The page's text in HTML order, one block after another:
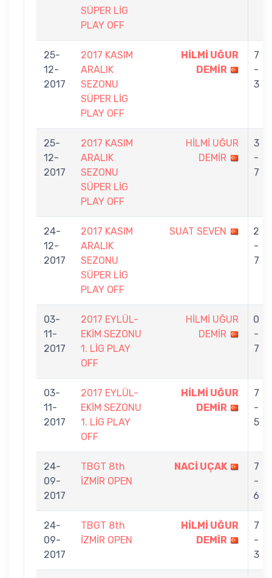
SÜPER LİG
PLAY OFF
25-
12-
2017
2017 KASIM
ARALIK
SEZONU
SÜPER LİG
PLAY OFF
HİLMİ UĞUR
DEMİR
7
-
3
25-
12-
2017
2017 KASIM
ARALIK
SEZONU
SÜPER LİG
PLAY OFF
HİLMİ UĞUR
DEMİR
3
-
7
24-
12-
2017
2017 KASIM
ARALIK
SEZONU
SÜPER LİG
PLAY OFF
SUAT SEVEN
2
-
7
03-
11-
2017
2017 EYLÜL-
EKİM SEZONU
1. LİG PLAY
OFF
HİLMİ UĞUR
DEMİR
0
-
7
03-
11-
2017
2017 EYLÜL-
EKİM SEZONU
1. LİG PLAY
OFF
HİLMİ UĞUR
DEMİR
7
-
5
24-
09-
2017
TBGT 8th
İZMİR OPEN
NACİ UÇAK
7
-
6
24-
09-
2017
TBGT 8th
İZMİR OPEN
HİLMİ UĞUR
DEMİR
7
-
3